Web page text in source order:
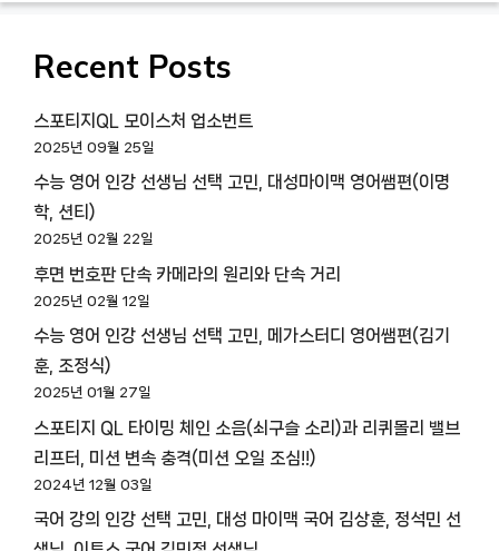
Recent Posts
스포티지QL 모이스처 업소번트
2025년 09월 25일
수능 영어 인강 선생님 선택 고민, 대성마이맥 영어쌤편(이명
학, 션티)
2025년 02월 22일
후면 번호판 단속 카메라의 원리와 단속 거리
2025년 02월 12일
수능 영어 인강 선생님 선택 고민, 메가스터디 영어쌤편(김기
훈, 조정식)
2025년 01월 27일
스포티지 QL 타이밍 체인 소음(쇠구슬 소리)과 리퀴몰리 밸브
리프터, 미션 변속 충격(미션 오일 조심!!)
2024년 12월 03일
국어 강의 인강 선택 고민, 대성 마이맥 국어 김상훈, 정석민 선